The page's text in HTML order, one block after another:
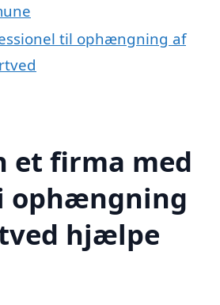
til ophængning af
et firma med
ophængning
hjælpe